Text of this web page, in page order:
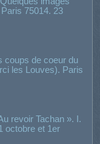
75014. 23
coups de coeur du
les Louves). Paris
revoir Tachan ». I.
octobre et 1er